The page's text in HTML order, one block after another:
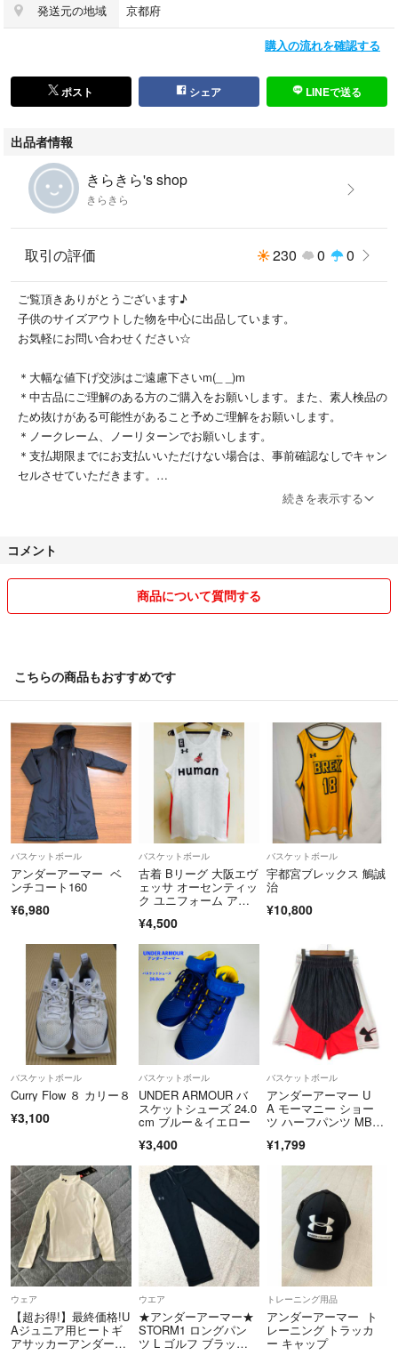
発送元の地域 京都府
購入の流れを確認する
ポスト シェア LINEで送る
出品者情報
きらきら's shop
きらきら
取引の評価 230 0 0
ご覧頂きありがとうございます♪
子供のサイズアウトした物を中心に出品しています。
お気軽にお問い合わせください☆
＊大幅な値下げ交渉はご遠慮下さいm(_ _)m
＊中古品にご理解のある方のご購入をお願いします。また、素人検品の
ため抜けがある可能性があること予めご理解をお願いします。
＊ノークレーム、ノーリターンでお願いします。
＊支払期限までにお支払いいただけない場合は、事前確認なしでキャン
セルさせていただきます。
＊翌日発送を基本としていますが、ご購入から３，４日程度お時間をい
続きを表示する
コメント
商品について質問する
こちらの商品もおすすめです
バスケットボール
アンダーアーマー ベ
ンチコート160
¥6,980
バスケットボール
古着 Bリーグ 大阪エヴ
ェッサ オーセンティッ
ク ユニフォーム アウ
¥4,500
バスケットボール
宇都宮ブレックス 鵤誠
治
¥10,800
バスケットボール
Curry Flow ８ カリー８
¥3,100
バスケットボール
UNDER ARMOUR バ
スケットシューズ 24.0
cm ブルー＆イエロー
¥3,400
バスケットボール
アンダーアーマー U
A モーマニー ショー
ツ ハーフパンツ MBK1
¥1,799
ウェア
【超お得!】最終価格!U
Aジュニア用ヒートギ
アサッカーアンダーシ
ウエア
★アンダーアーマー★
STORM1 ロングパン
ツ L ゴルフ ブラッ
トレーニング用品
アンダーアーマー ト
レーニング トラッカ
ー キャップ